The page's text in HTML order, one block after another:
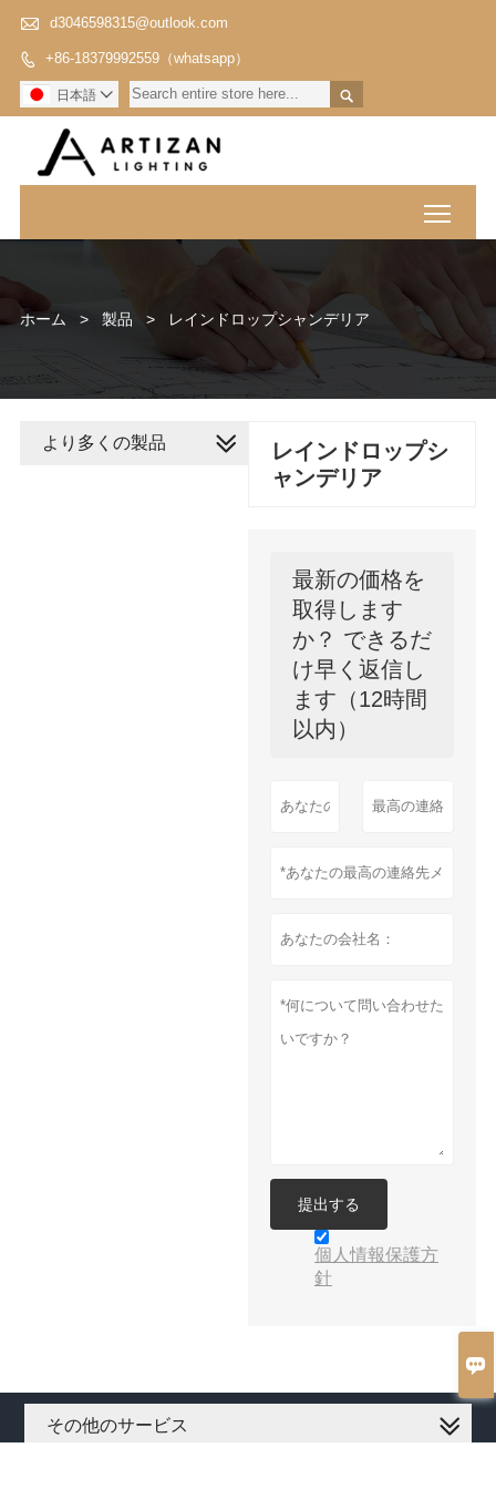

 d3046598315@outlook.com
 +86-18379992559（whatsapp）

日本語 
ホーム > 製品 > レインドロップシャンデリア
レインドロップシ
ャンデリア
最新の価格を
取得します
か？ できるだ
け早く返信し
ます（12時間
以内）
提出する
個人情報保護方
針
より多くの製品
その他のサービス